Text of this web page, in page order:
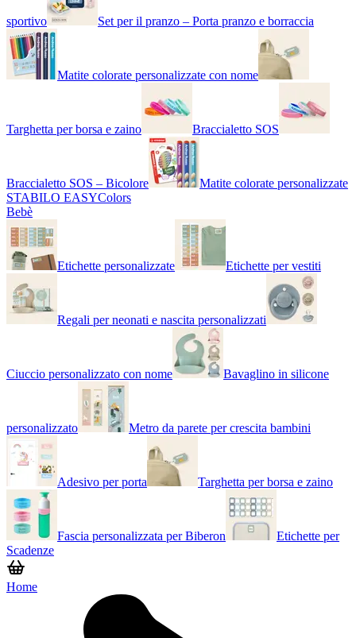
sportivo Set per il pranzo – Porta pranzo e borraccia
Matite colorate personalizzate con nome
Targhetta per borsa e zaino Braccialetto SOS
Braccialetto SOS – Bicolore
Matite colorate personalizzate
STABILO EASYColors
Bebè
Etichette personalizzate Etichette per vestiti
Regali per neonati e nascita personalizzati
Ciuccio personalizzato con nome Bavaglino in silicone
personalizzato Metro da parete per crescita bambini
Adesivo per porta Targhetta per borsa e zaino
Fascia personalizzata per Biberon
Etichette per
Scadenze
Home